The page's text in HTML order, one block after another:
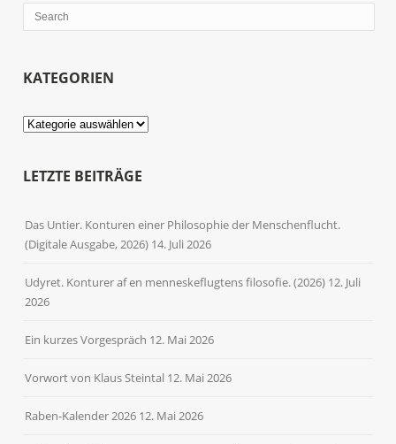
KATEGORIEN
Kategorien
LETZTE BEITRÄGE
Das Untier. Konturen einer Philosophie der Menschenflucht.
(Digitale Ausgabe, 2026) 14. Juli 2026
Udyret. Konturer af en menneskeflugtens filosofie. (2026) 12. Juli
2026
Ein kurzes Vorgespräch 12. Mai 2026
Vorwort von Klaus Steintal 12. Mai 2026
Raben-Kalender 2026 12. Mai 2026